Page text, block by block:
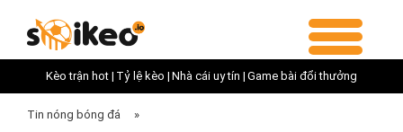
Kèo trận hot | Tỷ lệ kèo | Nhà cái uy tín | Game bài đổi thưởng
Tin nóng bóng đá
»